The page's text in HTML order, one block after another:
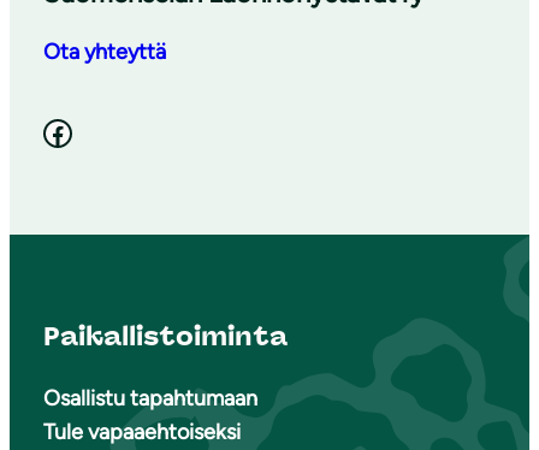
Ota yhteyttä
Facebook
Paikallistoiminta
Osallistu tapahtumaan
Tule vapaaehtoiseksi